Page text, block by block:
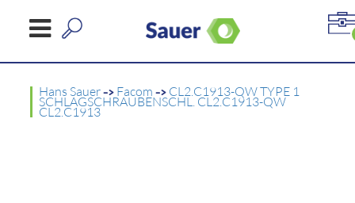
Hans Sauer-> Facom -> CL2.C1913-QW TYPE 1
SCHLAGSCHRAUBENSCHL. CL2.C1913-QW
CL2.C1913